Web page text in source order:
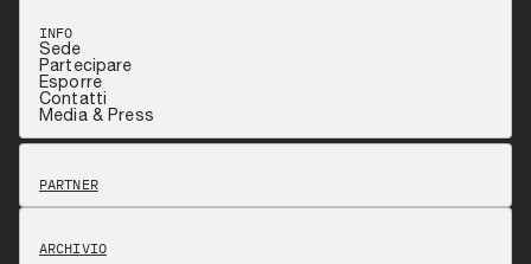
INFO
Sede
Partecipare
Esporre
Contatti
Media & Press
PARTNER
ARCHIVIO